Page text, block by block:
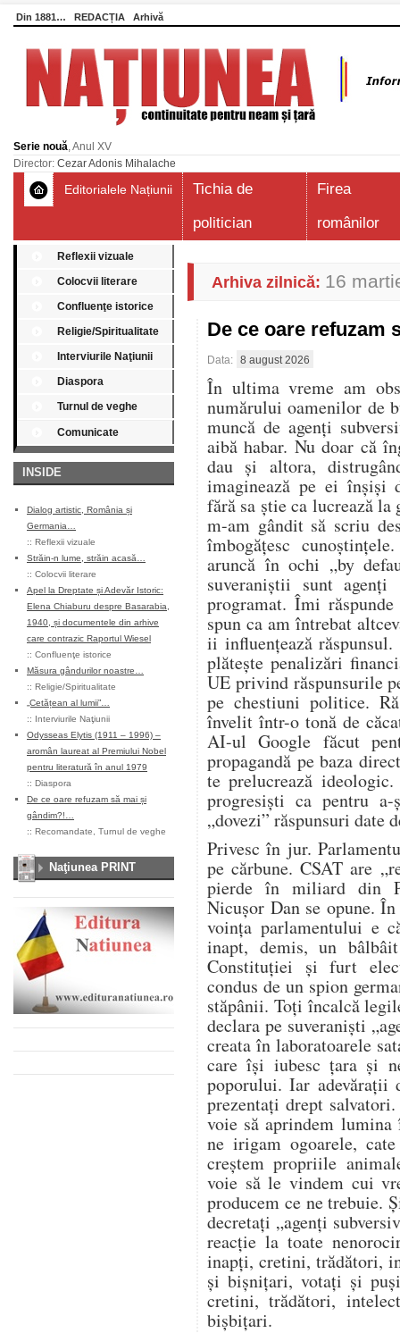
Din 1881… REDACȚIA Arhivă
Serie nouă, Anul XV
Director: Cezar Adonis Mihalache
Editorialele Națiunii
Tichia de
politician
Firea
românilor
Reflexii vizuale
Colocvii literare
Confluenţe istorice
Religie/Spiritualitate
Interviurile Naţiunii
Diaspora
Turnul de veghe
Comunicate
INSIDE
Dialog artistic, România și
Germania…
:: Reflexii vizuale
Străin-n lume, străin acasă…
:: Colocvii literare
Apel la Dreptate și Adevăr Istoric:
Elena Chiaburu despre Basarabia,
1940, și documentele din arhive
care contrazic Raportul Wiesel
:: Confluenţe istorice
Măsura gândurilor noastre…
:: Religie/Spiritualitate
„Cetățean al lumii”…
:: Interviurile Naţiunii
Odysseas Elytis (1911 – 1996) –
aromân laureat al Premiului Nobel
pentru literatură în anul 1979
:: Diaspora
De ce oare refuzam să mai și
gândim?!…
:: Recomandate Turnul de veghe
Naţiunea PRINT
Arhiva zilnică: 16
De ce oare
Data: 8 august 2026
În ultima vreme am
numărului oamenilor de
muncă de agenți
aibă habar. Nu doar că
dau și altora,
imaginează pe ei înșiși
fără sa știe ca lucrează
m-am gândit să scriu
îmbogățesc
aruncă în ochi „by
suveraniștii sunt
programat. Îmi
spun ca am întrebat
ii influențează
plătește penalizări
UE privind răspunsurile
pe chestiuni politice.
învelit într-o tonă de
AI-ul Google făcut
propagandă pe baza
te prelucrează
progresiști ca pentru
„dovezi” răspunsuri date
Privesc în jur.
pe cărbune. CSAT are
pierde în miliard din
Nicușor Dan se opune.
voința parlamentului e
inapt, demis, un
Constituției și furt
condus de un spion
stăpânii. Toți încalcă
declara pe suveraniști
creata în laboratoarele
care își iubesc țara și
poporului. Iar adevărații
prezentați drept
voie să aprindem lumina
ne irigam ogoarele,
creștem propriile
voie să le vindem cui
producem ce ne trebuie.
decretați „agenți
reacție la toate
inapți, cretini, trădători,
și bișnițari, votați și
cretini, trădători,
bișbițari.